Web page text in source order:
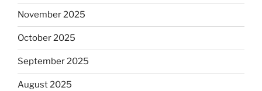
November 2025
October 2025
September 2025
August 2025